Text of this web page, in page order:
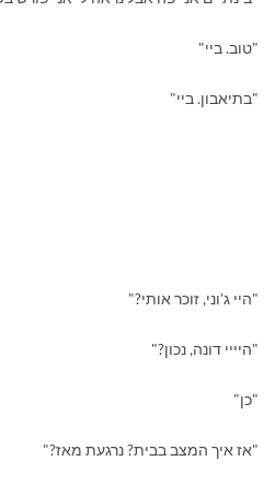
"טוב. ביי"
"בתיאבון. ביי"
"היי ג'וני, זוכר אותי?"
"היייי דונה, נכון?"
"כן"
"אז איך המצב בבית? נרגעת מאז?"